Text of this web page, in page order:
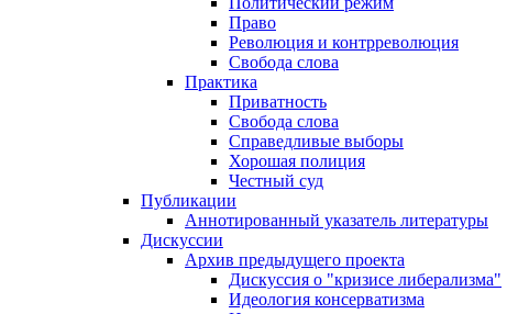
Право
Революция и контрреволюция
Свобода слова
Практика
Приватность
Свобода слова
Справедливые выборы
Хорошая полиция
Честный суд
Публикации
Аннотированный указатель литературы
Дискуссии
Архив предыдущего проекта
Дискуссия о "кризисе либерализма"
Идеология консерватизма